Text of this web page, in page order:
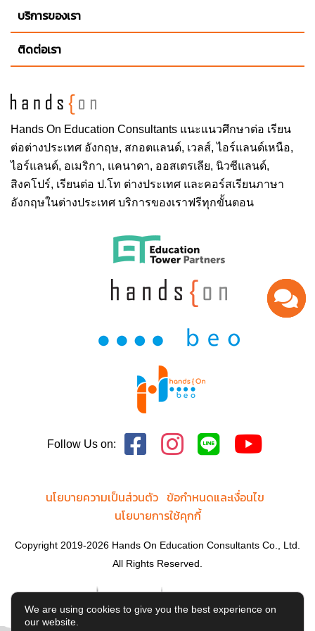
Hands On Education Consultants แนะแนวศึกษาต่อ เรียน
ต่อต่างประเทศ อังกฤษ, สกอตแลนด์, เวลส์, ไอร์แลนด์เหนือ,
ไอร์แลนด์, อเมริกา, แคนาดา, ออสเตรเลีย, นิวซีแลนด์,
สิงคโปร์, เรียนต่อ ป.โท ต่างประเทศ และคอร์สเรียนภาษา
อังกฤษในต่างประเทศ บริการของเราฟรีทุกขั้นตอน
บริการของเรา
ติดต่อเรา
Follow Us on:
นโยบายความเป็นส่วนตัว ข้อกำหนดและเงื่อนไข
นโยบายการใช้คุกกี้
Copyright 2019-2026 Hands On Education Consultants Co., Ltd.
All Rights Reserved.
We are using cookies to give you the best experience on
our website.